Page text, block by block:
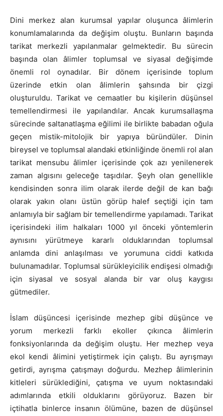
Dini merkez alan kurumsal yapılar oluşunca âlimlerin
konumlamalarında da değişim oluştu. Bunların başında
tarikat merkezli yapılanmalar gelmektedir. Bu sürecin
başında olan âlimler toplumsal ve siyasal değişimde
önemli rol oynadılar. Bir dönem içerisinde toplum
üzerinde etkin olan âlimlerin şahsında bir çizgi
oluşturuldu. Tarikat ve cemaatler bu kişilerin düşünsel
temellendirmesi ile yapılandılar. Ancak kurumsallaşma
sürecinde saltanatlaşma eğilimi ile birlikte babadan oğula
geçen mistik-mitolojik bir yapıya büründüler. Dinin
bireysel ve toplumsal alandaki etkinliğinde önemli rol alan
tarikat mensubu âlimler içerisinde çok azı yenilenerek
zaman algısını geleceğe taşıdılar. Şeyh olan genellikle
kendisinden sonra ilim olarak ilerde değil de kan bağı
olarak yakın olanı üstün görüp halef seçtiği için tam
anlamıyla bir sağlam bir temellendirme yapılamadı. Tarikat
içerisindeki ilim halkaları 1000 yıl önceki yöntemlerin
aynısını yürütmeye kararlı olduklarından toplumsal
anlamda dini anlaşılması ve yorumuna ciddi katkıda
bulunamadılar. Toplumsal sürükleyicilik endişesi olmadığı
için siyasal ve sosyal alanda bir var oluş kaygısı
gütmediler.
İslam düşüncesi içerisinde mezhep gibi düşünce ve
yorum merkezli farklı ekoller çıkınca âlimlerin
fonksiyonlarında da değişim oluştu. Her mezhep veya
ekol kendi âlimini yetiştirmek için çalıştı. Bu ayrışmayı
getirdi, ayrışma çatışmayı doğurdu. Mezhep âlimlerinin
kitleleri sürüklediğini, çatışma ve uyum noktasındaki
adımlarında etkili olduklarını görüyoruz. Bazen bir
içtihatla binlerce insanın ölümüne, bazen de düşünsel